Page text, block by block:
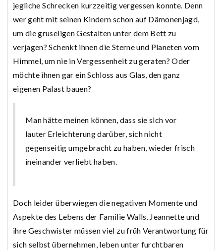
jegliche Schrecken kurzzeitig vergessen konnte. Denn
wer geht mit seinen Kindern schon auf Dämonenjagd,
um die gruseligen Gestalten unter dem Bett zu
verjagen? Schenkt ihnen die Sterne und Planeten vom
Himmel, um nie in Vergessenheit zu geraten? Oder
möchte ihnen gar ein Schloss aus Glas, den ganz
eigenen Palast bauen?
Man hätte meinen können, dass sie sich vor
lauter Erleichterung darüber, sich nicht
gegenseitig umgebracht zu haben, wieder frisch
ineinander verliebt haben.
Doch leider überwiegen die negativen Momente und
Aspekte des Lebens der Familie Walls. Jeannette und
ihre Geschwister müssen viel zu früh Verantwortung für
sich selbst übernehmen, leben unter furchtbaren